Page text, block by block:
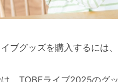
ブグッズを購入するには
、TOBEライブ2025のグ